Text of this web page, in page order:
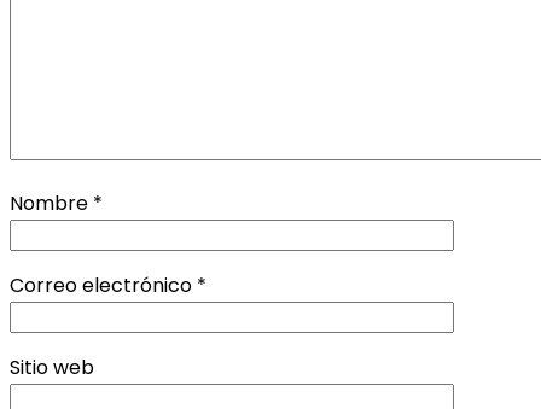
Nombre *
Correo electrónico *
Sitio web